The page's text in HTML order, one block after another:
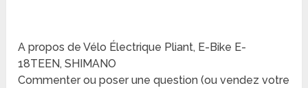
A propos de Vélo Électrique Pliant, E-Bike E-
18TEEN, SHIMANO
Commenter ou poser une question (ou vendez votre